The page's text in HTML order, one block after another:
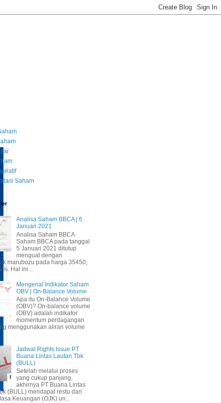
Saham
Analisa Saham BBCA | 6
Januari 2021
Analisa Saham BBCA
Saham BBCA pada tanggal
5 Januari 2021 ditutup
menguat dengan
marubozu pada harga 35450,
Hal ini ...
Mengenal Indikator Saham
OBV | On-Balance Volume
Apa itu On-Balance Volume
(OBV)? On-balance volume
(OBV) adalah indikator
momentum perdagangan
menggunakan aliran volume
Jadwal Rights Issue PT
Buana Lintas Lautan Tbk
(BULL)
Setelah melalui proses
yang cukup panjang,
akhirnya PT Buana Lintas
(BULL) mendapat restu dari
Keuangan (OJK) un...